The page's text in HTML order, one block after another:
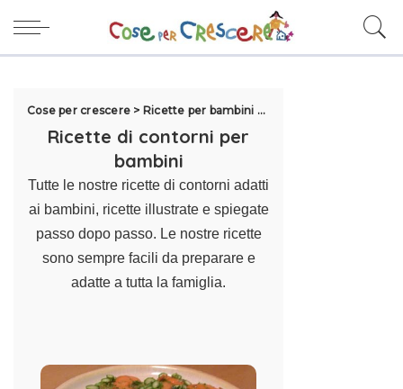
Cose per crescere > Ricette per bambini
Ricette di contorni per
bambini
Tutte le nostre ricette di contorni adatti
ai bambini, ricette illustrate e spiegate
passo dopo passo. Le nostre ricette
sono sempre facili da preparare e
adatte a tutta la famiglia.